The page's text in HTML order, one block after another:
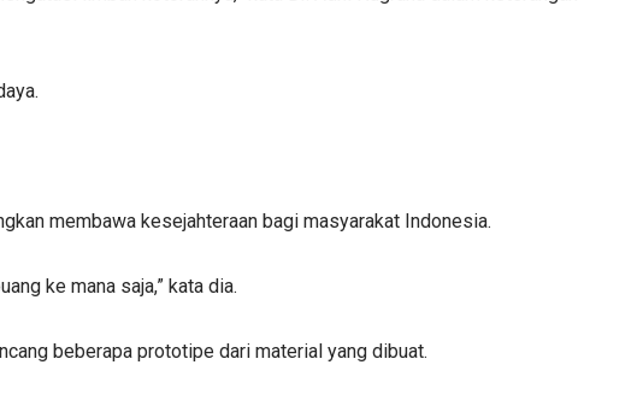
membawa kesejahteraan bagi masyarakat Indonesia.
ke mana saja,” kata dia.
beberapa prototipe dari material yang dibuat.